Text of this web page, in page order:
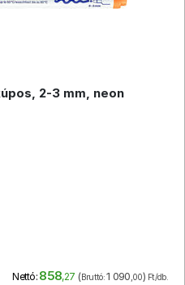
2-3 mm, neon
Nettó: 858,27 (Bruttó:1 090,00) Ft/db.